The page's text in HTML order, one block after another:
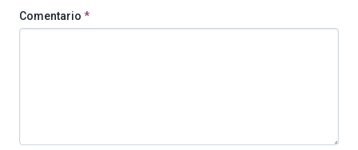
Comentario *